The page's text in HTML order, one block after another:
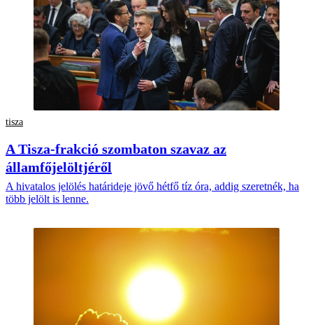
tisza
A Tisza-frakció szombaton szavaz az
államfőjelöltjéről
A hivatalos jelölés határideje jövő hétfő tíz óra, addig szeretnék, ha
több jelölt is lenne.